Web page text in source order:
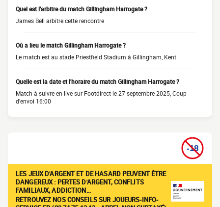
Quel est l'arbitre du match Gillingham Harrogate ?
James Bell arbitre cette rencontre
Où a lieu le match Gillingham Harrogate ?
Le match est au stade Priestfield Stadium à Gillingham, Kent
Quelle est la date et l'horaire du match Gillingham Harrogate ?
Match à suivre en live sur Footdirect le 27 septembre 2025, Coup
d'envoi 16:00
LES JEUX D'ARGENT ET DE HASARD PEUVENT ÊTRE
DANGEREUX : PERTES D'ARGENT, CONFLITS
FAMILIAUX, ADDICTION…
RETROUVEZ NOS CONSEILS SUR JOUEURS-INFO-